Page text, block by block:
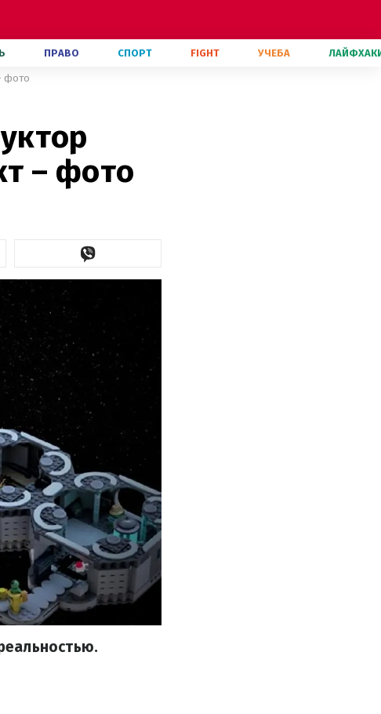
ПРАВО СПОРТ FIGHT УЧЕБА
фото
– фото